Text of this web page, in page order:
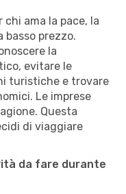
ama la pace, la
prezzo.
la
evitare le
turistiche e trovare
Le imprese
Questa
di viaggiare
da fare durante